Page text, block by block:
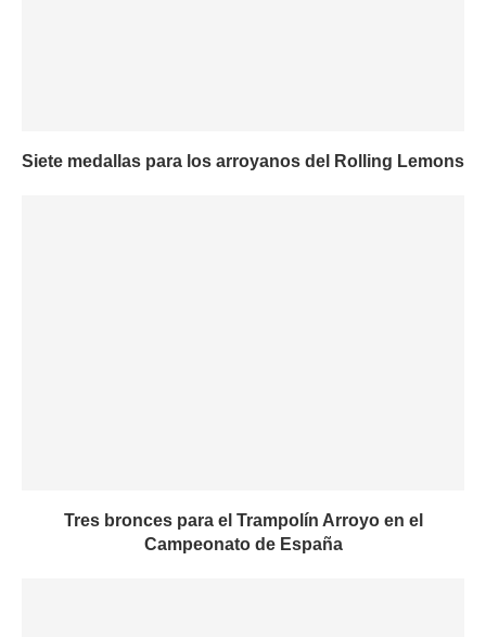
Siete medallas para los arroyanos del Rolling Lemons
Tres bronces para el Trampolín Arroyo en el
Campeonato de España